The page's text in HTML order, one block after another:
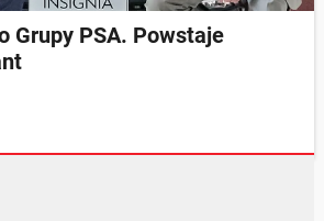
Grupy PSA. Powstaje